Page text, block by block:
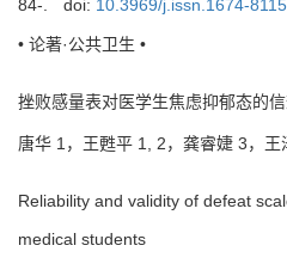
84-.
doi: 10.3969/j.issn.1674-
• 论著·公共卫生 •
挫败感量表对医学生焦虑抑郁态的
唐华 1，王甦平 1, 2，龚睿婕 3，
Reliability and validity of defeat
medical students